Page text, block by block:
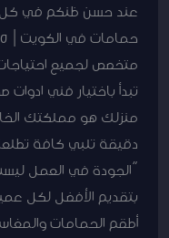
عند حسن ظنكم في كل
متخصص لجميع
تبدأ باختيار فني
منزلك هو مملكتك
دقيقة تلبي كافة
“الجودة في العمل
بتقديم الأفضل لكل
أطقم الحمامات